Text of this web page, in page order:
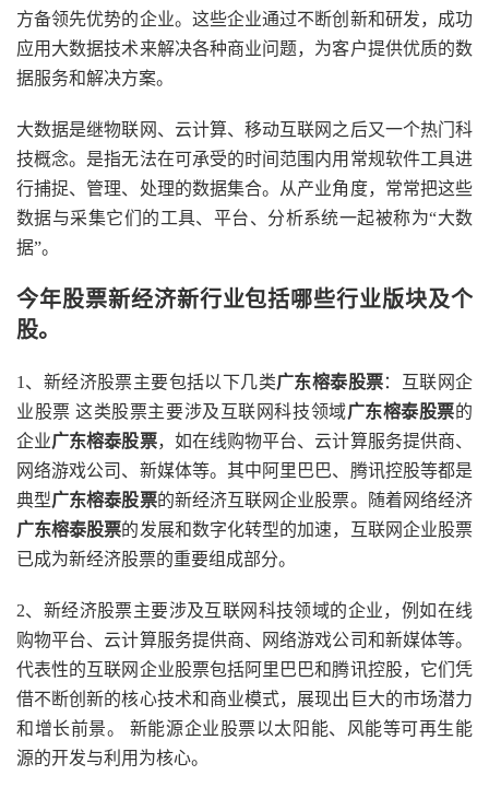
方备领先优势的企业。这些企业通过不断创新和研发，成功
应用大数据技术来解决各种商业问题，为客户提供优质的数
据服务和解决方案。
大数据是继物联网、云计算、移动互联网之后又一个热门科
技概念。是指无法在可承受的时间范围内用常规软件工具进
行捕捉、管理、处理的数据集合。从产业角度，常常把这些
数据与采集它们的工具、平台、分析系统一起被称为“大数
据”。
今年股票新经济新行业包括哪些行业版块及个
股。
1、新经济股票主要包括以下几类广东榕泰股票：互联网企
业股票 这类股票主要涉及互联网科技领域广东榕泰股票的
企业广东榕泰股票，如在线购物平台、云计算服务提供商、
网络游戏公司、新媒体等。其中阿里巴巴、腾讯控股等都是
典型广东榕泰股票的新经济互联网企业股票。随着网络经济
广东榕泰股票的发展和数字化转型的加速，互联网企业股票
已成为新经济股票的重要组成部分。
2、新经济股票主要涉及互联网科技领域的企业，例如在线
购物平台、云计算服务提供商、网络游戏公司和新媒体等。
代表性的互联网企业股票包括阿里巴巴和腾讯控股，它们凭
借不断创新的核心技术和商业模式，展现出巨大的市场潜力
和增长前景。 新能源企业股票以太阳能、风能等可再生能
源的开发与利用为核心。